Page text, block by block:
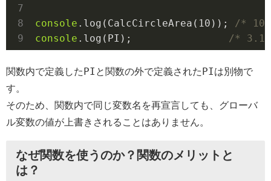
console .log(CalcCircleArea( 10 )); /* 10
console .log(PI); /*
関数内で定義した PI と関数の外で定義された PIは別物で
す。
そのため、関数内で同じ変数名を再宣言しても、グローバ
ル変数の値が上書きされることはありません。
なぜ関数を使うのか？関数のメリットと
は？